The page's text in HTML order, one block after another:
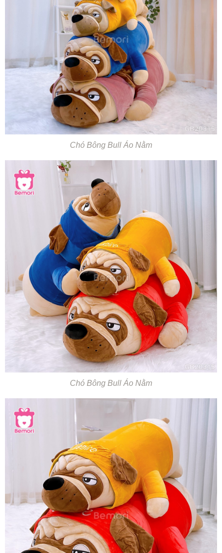
Chó Bông Bull Áo Nằm
Chó Bông Bull Áo Nằm